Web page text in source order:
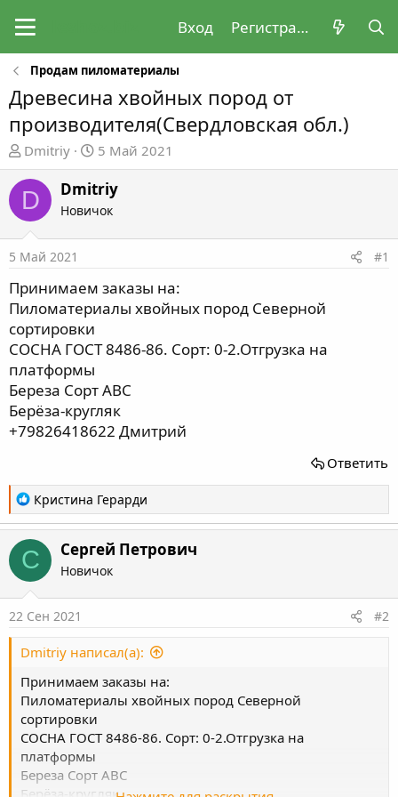
Вход Регистрация
Продам пиломатериалы
Древесина хвойных пород от
производителя(Свердловская обл.)
А
в
т
о
р
е
ы
Dmitriy
Д
а
т
а
а
л
а
5 Май 2021
D Dmitriy
Новичок
5 Май 2021 #1
Принимаем заказы на:
Пиломатериалы хвойных пород Северной
сортировки
СОСНА ГОСТ 8486-86. Сорт: 0-2.Отгрузка на
платформы
Береза Сорт АВС
Берёза-кругляк
+79826418622 Дмитрий
Ответить
Р
е
а
к
ц
и
и
:
Кристина Герарди
С Сергей Петрович
Новичок
22 Сен 2021 #2
Dmitriy написал(а):
Принимаем заказы на:
Пиломатериалы хвойных пород Северной
сортировки
СОСНА ГОСТ 8486-86. Сорт: 0-2.Отгрузка на
платформы
Береза Сорт АВС
Берёза-кругляк